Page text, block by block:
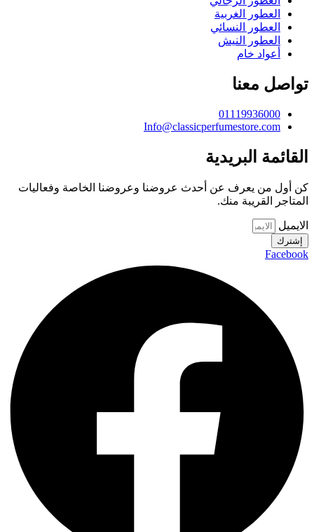
العطور الغربية
العطور النسائي
العطور النيش
أعواد خام
تواصل معنا
01119936000
Info@classicperfumestore.com
القائمة البريدية
كن أول من يعرف عن أحدث عروضنا وعروضنا الخاصة وفعاليات
المتاجر القريبة منك.
الايميل
إشترك
Facebook